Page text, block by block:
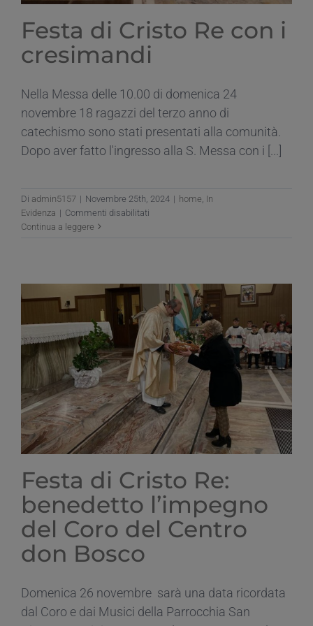
Festa di Cristo Re con i
cresimandi
Nella Messa delle 10.00 di domenica 24
novembre 18 ragazzi del terzo anno di
catechismo sono stati presentati alla comunità.
Dopo aver fatto l'ingresso alla S. Messa con i [...]
Di admin5157 | Novembre 25th, 2024 | home In
Evidenza | Commenti disabilitati
con
cresimandi
Continua a leggere
Festa di Cristo Re:
benedetto l’impegno
del Coro del Centro
don Bosco
Domenica 26 novembre sarà una data ricordata
dal Coro e dai Musici della Parrocchia San